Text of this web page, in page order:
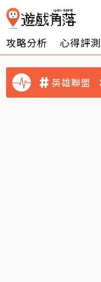
攻略分析 心得評測
英雄聯盟